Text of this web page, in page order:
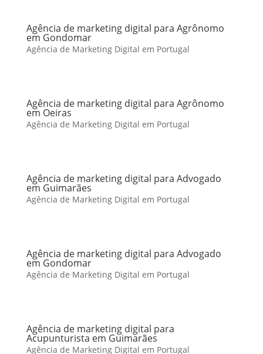
Agência de marketing digital para Agrônomo
em Gondomar
Agência de Marketing Digital em Portugal
Agência de marketing digital para Agrônomo
em Oeiras
Agência de Marketing Digital em Portugal
Agência de marketing digital para Advogado
em Guimarães
Agência de Marketing Digital em Portugal
Agência de marketing digital para Advogado
em Gondomar
Agência de Marketing Digital em Portugal
Agência de marketing digital para
Acupunturista em Guimarães
Agência de Marketing Digital em Portugal